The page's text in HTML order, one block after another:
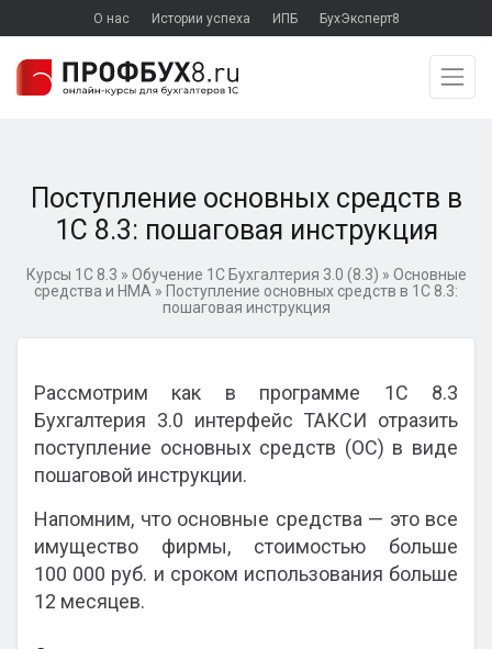
О нас Истории успеха ИПБ БухЭксперт8
Поступление основных средств в
1С 8.3: пошаговая инструкция
Курсы 1С 8.3 » Обучение 1С Бухгалтерия 3.0 (8.3) » Основные
средства и НМА » Поступление основных средств в 1С 8.3:
пошаговая инструкция
Рассмотрим как в программе 1С 8.3
Бухгалтерия 3.0 интерфейс ТАКСИ отразить
поступление основных средств (ОС) в виде
пошаговой инструкции.
Напомним, что основные средства — это все
имущество фирмы, стоимостью больше
100 000 руб. и сроком использования больше
12 месяцев.